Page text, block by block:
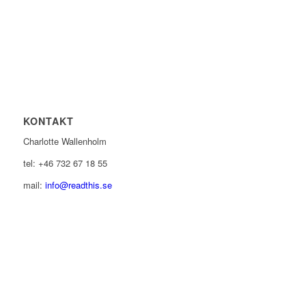
KONTAKT
Charlotte Wallenholm
tel: +46 732 67 18 55
mail: info@readthis.se